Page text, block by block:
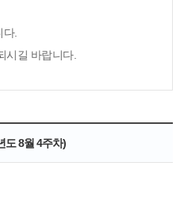
.
시길 바랍니다.
도 8월 4주차)